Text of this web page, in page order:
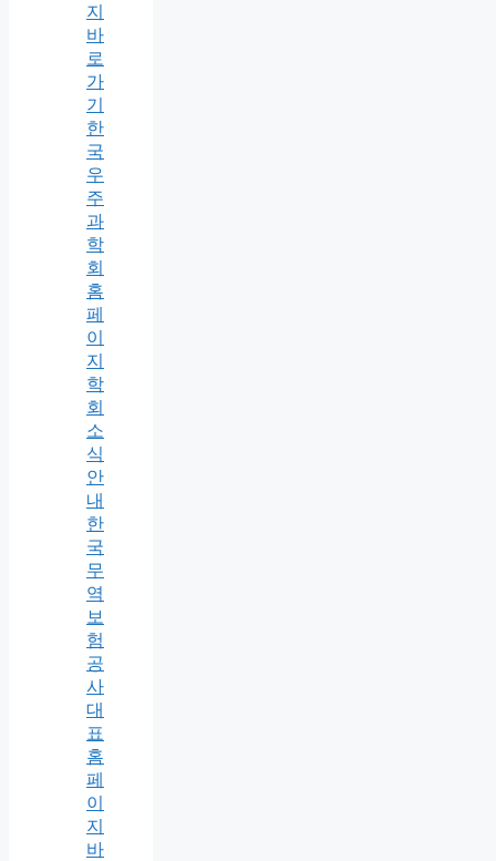
지
바
로
가
기
한
국
우
주
과
학
회
홈
페
이
지
학
회
소
식
안
내
한
국
무
역
보
험
공
사
대
표
홈
페
이
지
바